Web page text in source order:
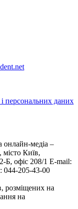
і персональних даних
онлайн-медіа –
Київ,
офіс 208/1 E-mail:
044-205-43-00
розміщених на
на